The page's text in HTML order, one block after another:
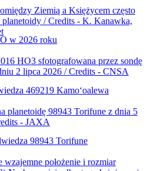
w 2026 roku
469219 Kamoʻoalewa
98943 Torifune